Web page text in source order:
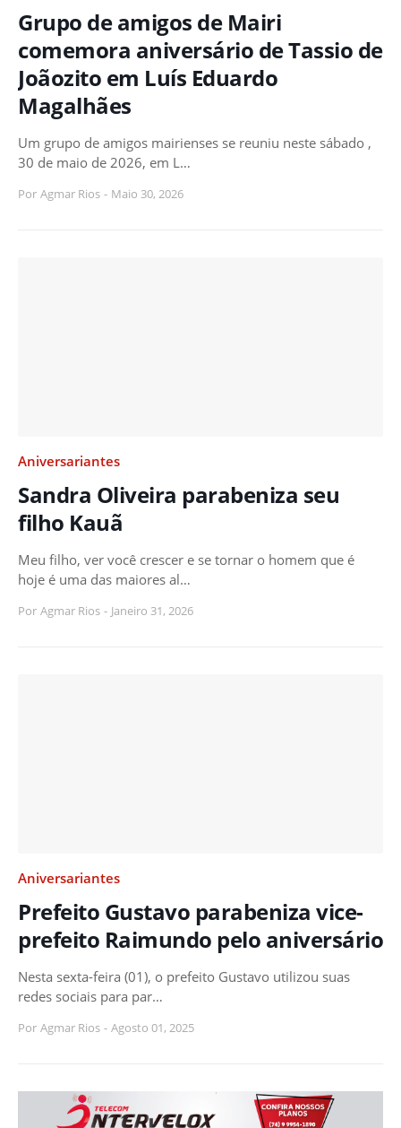
Grupo de amigos de Mairi
comemora aniversário de Tassio de
Joãozito em Luís Eduardo
Magalhães
Um grupo de amigos mairienses se reuniu neste sábado ,
30 de maio de 2026, em L…
Por Agmar Rios - Maio 30, 2026
Aniversariantes
Sandra Oliveira parabeniza seu
filho Kauã
Meu filho, ver você crescer e se tornar o homem que é
hoje é uma das maiores al…
Por Agmar Rios - Janeiro 31, 2026
Aniversariantes
Prefeito Gustavo parabeniza vice-
prefeito Raimundo pelo aniversário
Nesta sexta-feira (01), o prefeito Gustavo utilizou suas
redes sociais para par…
Por Agmar Rios - Agosto 01, 2025